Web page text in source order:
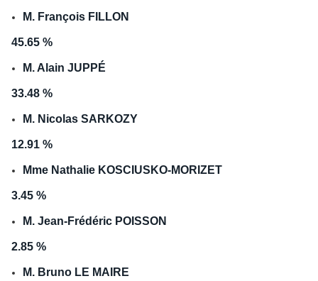
M. François FILLON
45.65 %
M. Alain JUPPÉ
33.48 %
M. Nicolas SARKOZY
12.91 %
Mme Nathalie KOSCIUSKO-MORIZET
3.45 %
M. Jean-Frédéric POISSON
2.85 %
M. Bruno LE MAIRE